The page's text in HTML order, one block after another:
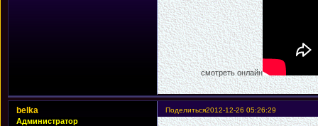
смотреть онлайн
Поделиться2012-12-26 05:26:29
belka
Администратор